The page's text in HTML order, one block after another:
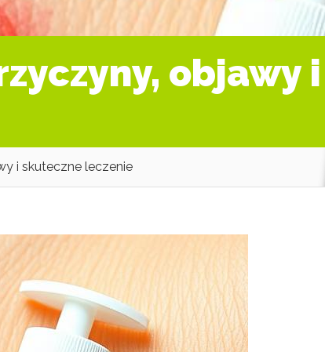
objawy
i skuteczne leczenie